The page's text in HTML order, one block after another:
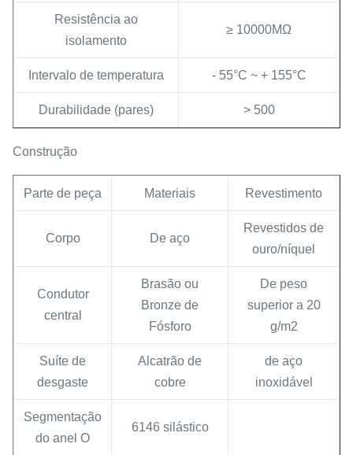
Resistência ao
isolamento
≥ 10000MΩ
Intervalo de temperatura - 55°C ~ + 155°C
Durabilidade (pares) > 500
Construção
Parte de peça Materiais Revestimento
Corpo De aço
Revestidos de
ouro/níquel
Condutor
central
Brasão ou
Bronze de
Fósforo
De peso
superior a 20
g/m2
Suíte de
desgaste
Alcatrão de
cobre
de aço
inoxidável
Segmentação
do anel O
6146 silástico